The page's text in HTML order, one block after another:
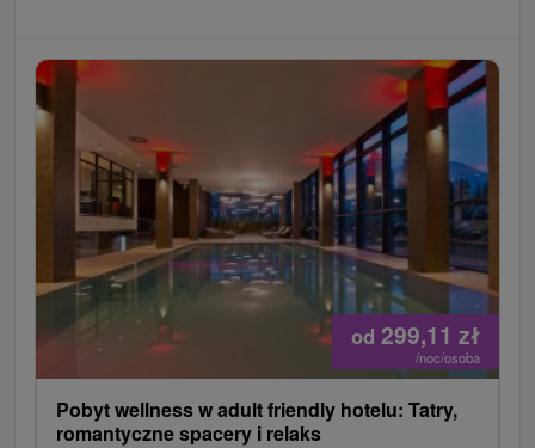
od 299,11 zł
/noc/osoba
Pobyt wellness w adult friendly hotelu: Tatry,
romantyczne spacery i relaks